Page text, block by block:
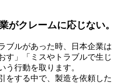
がクレームに応じない。
ブルがあった時、日本企業は
す」「ミスやトラブルで生じ
う行動を取ります。
をする中で、製造を依頼した